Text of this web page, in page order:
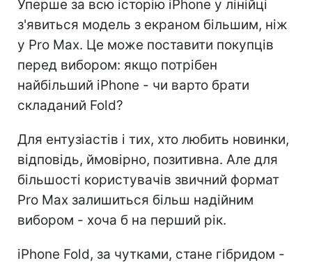
Уперше за всю історію iPhone у лінійці
з'явиться модель з екраном більшим, ніж
у Pro Max. Це може поставити покупців
перед вибором: якщо потрібен
найбільший iPhone - чи варто брати
складаний Fold?
Для ентузіастів і тих, хто любить новинки,
відповідь, ймовірно, позитивна. Але для
більшості користувачів звичний формат
Pro Max залишиться більш надійним
вибором - хоча б на перший рік.
iPhone Fold, за чутками, стане гібридом -